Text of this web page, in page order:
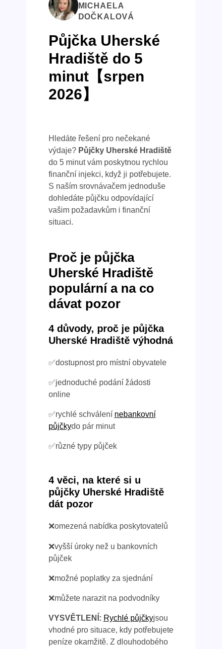
MICHAELA
DOČKALOVÁ
Půjčka Uherské
Hradiště do 5
minut【srpen
2026】
Hledáte řešení pro nečekané
výdaje? Půjčky Uherské Hradiště
do 5 minut vám poskytnou rychlou
finanční injekci, když ji potřebujete.
S naším srovnávačem jednoduše
dohledáte půjčku odpovídající
vašim požadavkům i finanční
situaci.
Proč je půjčka
Uherské Hradiště
populární a na co
dávat pozor
4 důvody, proč je půjčka
Uherské Hradiště výhodná
✅dostupnost pro místní obyvatele
✅jednoduché podání žádosti
online
✅rychlé schválení nebankovní
půjčkydo pár minut
✅různé typy půjček
4 věci, na které si u
půjčky Uherské Hradiště
dát pozor
❌omezená nabídka poskytovatelů
❌vyšší úroky než u bankovních
půjček
❌možné poplatky za sjednání
❌můžete narazit na podvodníky
VYSVĚTLENÍ: Rychlé půjčkyjsou
vhodné pro situace, kdy potřebujete
peníze okamžitě. Z dlouhodobého